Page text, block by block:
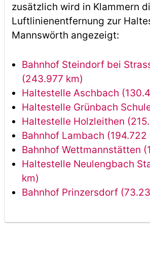
zusätzlich wird in Klammern
Luftlinienentfernung zur
Mannswörth angezeigt:
Bahnhof Steindorf bei
(243.977 km)
Haltestelle Aschbach
Haltestelle Grünbach
Haltestelle Holzleithen
Bahnhof Lambach (194.722
Bahnhof Wettmannstätten
Haltestelle Neulengbach
km)
Bahnhof Prinzersdorf